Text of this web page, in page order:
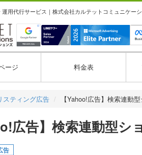
運用代行サービス｜株式会社カルテットコミュニケー
ージ 料金表
スティング広告 【Yahoo!広告】検索連動
広告】検索連動型
告